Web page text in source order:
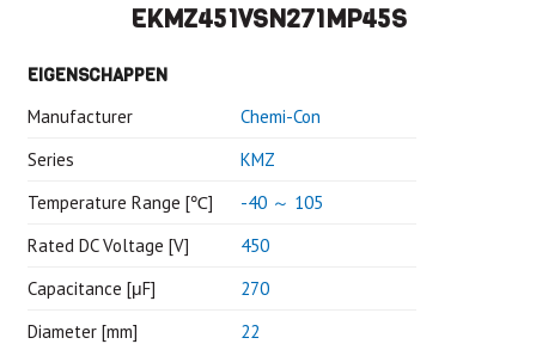
EKMZ451VSN271MP45S
EIGENSCHAPPEN
Manufacturer
Chemi-Con
Series
KMZ
Temperature Range [℃]
-40 ～ 105
Rated DC Voltage [V]
450
Capacitance [μF]
270
Diameter [mm]
22